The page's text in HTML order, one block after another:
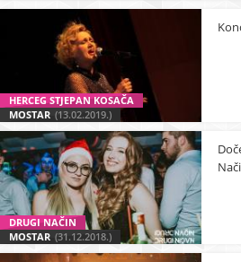
HERCEG STJEPAN KOSAČA
MOSTAR (13.02.2019.)
DRUGI NAČIN
MOSTAR (31.12.2018.)